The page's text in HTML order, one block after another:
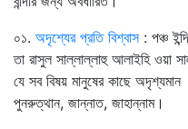
০১. অদৃশ্যের প্রতি বিশ্বাস: পঞ্চ
তা রাসুল সাল্লাল্লাহু আলাইহি ওয়া
যে সব বিষয় মানুষের কাছে
পুনরুত্থান, জান্নাত, জাহান্নাম।